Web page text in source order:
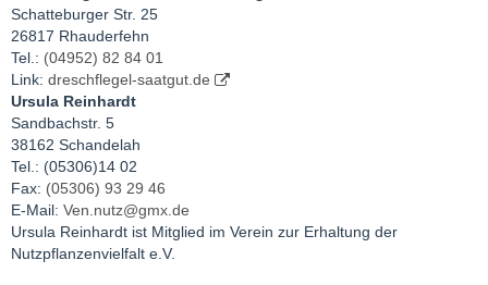
Schatteburger Str. 25
26817 Rhauderfehn
Tel.: (04952) 82 84 01
Link: dreschflegel-saatgut.de
Ursula Reinhardt
Sandbachstr. 5
38162 Schandelah
Tel.: (05306)14 02
Fax: (05306) 93 29 46
E-Mail: Ven.nutz@gmx.de
Ursula Reinhardt ist Mitglied im Verein zur Erhaltung der
Nutzpflanzenvielfalt e.V.